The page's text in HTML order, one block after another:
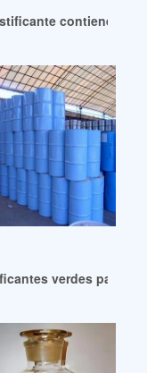
aceite de
contiene
de dimetiloverdes para